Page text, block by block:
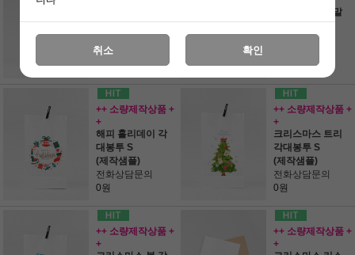
각대봉투 S
전화상담문의
0원
크리스마스 양말
각대봉투 S
0원
++ 소량제작상품 +
+
해피 홀리데이 각
대봉투 S
(제작샘플)
전화상담문의
0원
++ 소량제작상품 +
+
크리스마스 트리
각대봉투 S
(제작샘플)
전화상담문의
0원
++ 소량제작상품 +
+
++ 소량제작상품 +
+
취소 확인